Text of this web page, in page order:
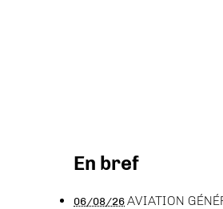
En bref
06/08/26AVIATION